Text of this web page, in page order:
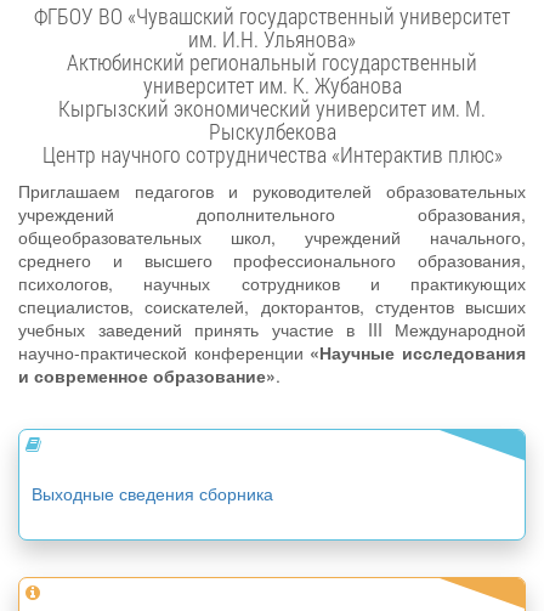
ФГБОУ ВО «Чувашский государственный университет
им. И.Н. Ульянова»
Актюбинский региональный государственный
университет им. К. Жубанова
Кыргызский экономический университет им. М.
Рыскулбекова
Центр научного сотрудничества «Интерактив плюс»
Приглашаем педагогов и руководителей образовательных
учреждений дополнительного образования,
общеобразовательных школ, учреждений начального,
среднего и высшего профессионального образования,
психологов, научных сотрудников и практикующих
специалистов, соискателей, докторантов, студентов высших
учебных заведений принять участие в III Международной
научно-практической конференции «Научные исследования
и современное образование».
Выходные сведения сборника